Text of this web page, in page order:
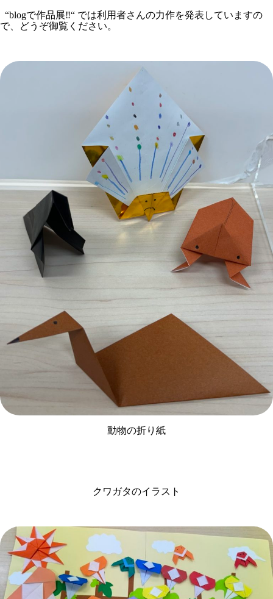
“blogで作品展‼️“ では利用者さんの力作を発表していますの
で、どうぞ御覧ください。
動物の折り紙
クワガタのイラスト